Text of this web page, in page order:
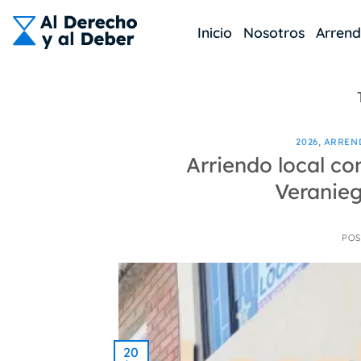
content
Inicio Nosotros
2026,
Arriendo local
20